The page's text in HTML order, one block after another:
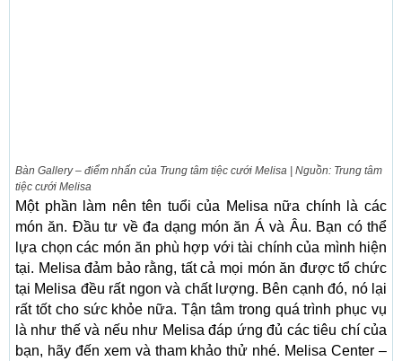
Bàn Gallery – điểm nhấn của Trung tâm tiệc cưới Melisa | Nguồn: Trung tâm
tiệc cưới Melisa
Một phần làm nên tên tuổi của Melisa nữa chính là các
món ăn. Đầu tư về đa dạng món ăn Á và Âu. Bạn có thể
lựa chọn các món ăn phù hợp với tài chính của mình hiện
tại. Melisa đảm bảo rằng, tất cả mọi món ăn được tổ chức
tại Melisa đều rất ngon và chất lượng. Bên cạnh đó, nó lại
rất tốt cho sức khỏe nữa. Tận tâm trong quá trình phục vụ
là như thế và nếu như Melisa đáp ứng đủ các tiêu chí của
bạn, hãy đến xem và tham khảo thử nhé. Melisa Center –